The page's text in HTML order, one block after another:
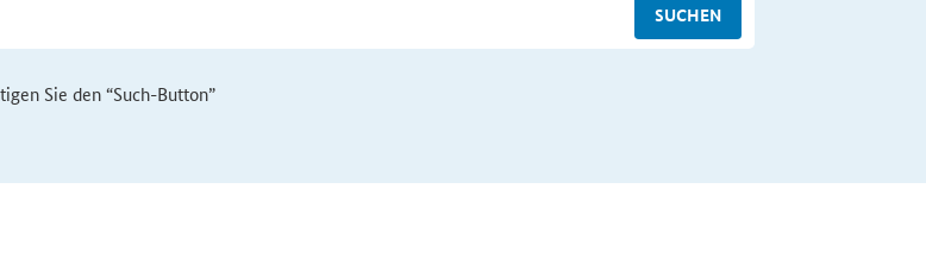
SUCHEN
Sie den “Such-Button”